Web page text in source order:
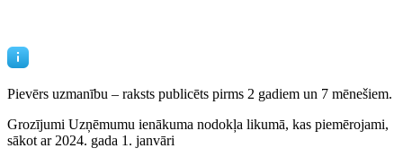
Pievērs uzmanību – raksts publicēts pirms 2 gadiem un 7 mēnešiem.
Grozījumi Uzņēmumu ienākuma nodokļa likumā, kas piemērojami,
sākot ar 2024. gada 1. janvāri